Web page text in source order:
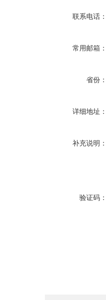
联系电话：
常用邮箱：
省份：
详细地址：
补充说明：
验证码：